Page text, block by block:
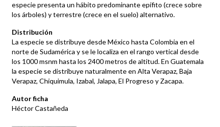
especie presenta un hábito predominante epífito (crece sobre
los árboles) y terrestre (crece en el suelo) alternativo.
Distribución
La especie se distribuye desde México hasta Colombia en el
norte de Sudamérica y se le localiza en el rango vertical desde
los 1000 msnm hasta los 2400 metros de altitud. En Guatemala
la especie se distribuye naturalmente en Alta Verapaz, Baja
Verapaz, Chiquimula, Izabal, Jalapa, El Progreso y Zacapa.
Autor ficha
Héctor Castañeda